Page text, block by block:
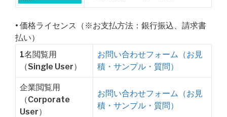
• 価格ライセンス（※お支払方法：銀行振込、請求書
払い）
1名閲覧用
（Single User）
お問い合わせフォーム（お見
積・サンプル・質問）
企業閲覧用
（Corporate
User）
お問い合わせフォーム（お見
積・サンプル・質問）